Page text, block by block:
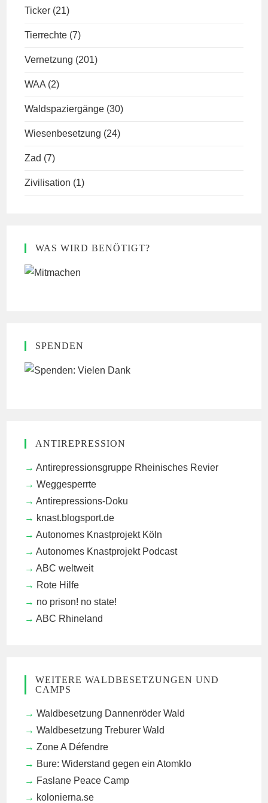
Ticker (21)
Tierrechte (7)
Vernetzung (201)
WAA (2)
Waldspaziergänge (30)
Wiesenbesetzung (24)
Zad (7)
Zivilisation (1)
WAS WIRD BENÖTIGT?
SPENDEN
ANTIREPRESSION
Antirepressionsgruppe Rheinisches Revier
Weggesperrte
Antirepressions-Doku
knast.blogsport.de
Autonomes Knastprojekt Köln
Autonomes Knastprojekt Podcast
ABC weltweit
Rote Hilfe
no prison! no state!
ABC Rhineland
WEITERE WALDBESETZUNGEN UND
CAMPS
Waldbesetzung Dannenröder Wald
Waldbesetzung Treburer Wald
Zone A Défendre
Bure: Widerstand gegen ein Atomklo
Faslane Peace Camp
kolonierna.se